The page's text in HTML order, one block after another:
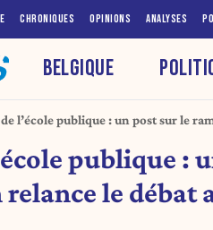
CHRONIQUES OPINIONS ANALYSES
BELGIQUE
l’école publique : un post sur le
publique :
le débat